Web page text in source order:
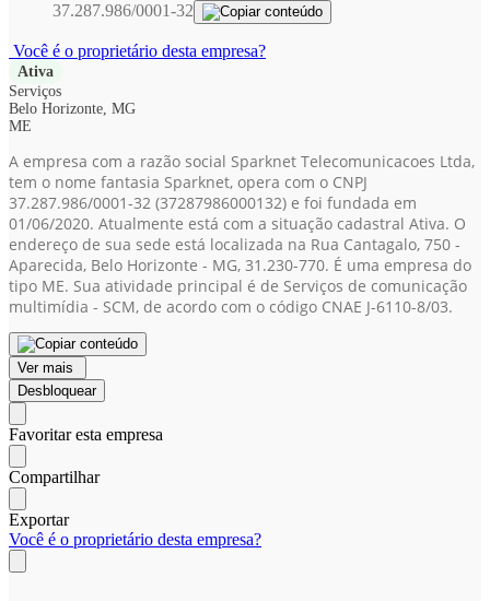
37.287.986/0001-32
Você é o proprietário desta empresa?
Ativa
Serviços
Belo Horizonte, MG
ME
A empresa com a razão social Sparknet Telecomunicacoes Ltda,
tem o nome fantasia Sparknet, opera com o CNPJ
37.287.986/0001-32 (37287986000132) e foi fundada em
01/06/2020. Atualmente está com a situação cadastral Ativa. O
endereço de sua sede está localizada na Rua Cantagalo, 750 -
Aparecida, Belo Horizonte - MG, 31.230-770. É uma empresa do
tipo ME. Sua atividade principal é de Serviços de comunicação
multimídia - SCM, de acordo com o código CNAE J-6110-8/03.
Ver mais
Desbloquear
Favoritar esta empresa
Compartilhar
Exportar
Você é o proprietário desta empresa?